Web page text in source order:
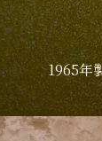
1965年